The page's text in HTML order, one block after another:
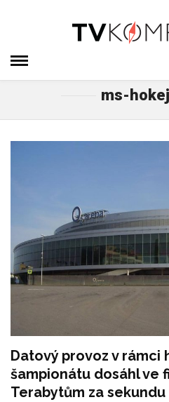
ms-
Datový provoz v rámci
šampionátu dosáhl ve
Terabytům za sekundu